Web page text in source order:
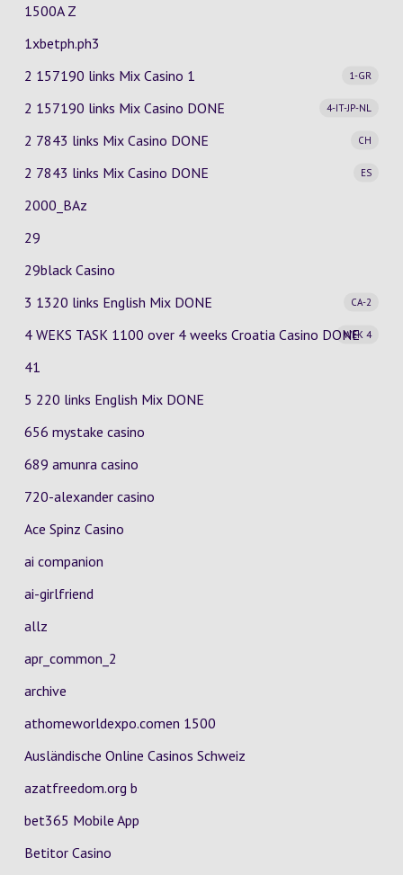
1500A Z
1xbetph.ph3
2 157190 links Mix Casino
1-GR
1
2 157190 links Mix Casino
4-IT-JP-NL
DONE
2 7843 links Mix Casino
CH
DONE
2 7843 links Mix Casino
ES
DONE
2000_BAz
29
29black Casino
3 1320 links English Mix
CA-2
DONE
4 WEKS TASK 1100 over 4 weeks Croatia Casino
WEK 4
DONE
41
5 220 links English Mix DONE
656 mystake casino
689 amunra casino
720-alexander casino
Ace Spinz Casino
ai companion
ai-girlfriend
allz
apr_common_2
archive
athomeworldexpo.comen 1500
Ausländische Online Casinos Schweiz
azatfreedom.org b
bet365 Mobile App
Betitor Casino